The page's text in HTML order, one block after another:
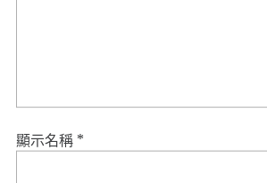
顯示名稱 *